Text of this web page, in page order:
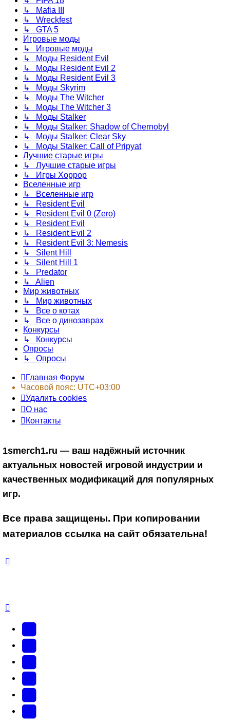
↳ Mafia III
↳ Wreckfest
↳ GTA 5
Игровые моды
↳ Игровые моды
↳ Моды Resident Evil
↳ Моды Resident Evil 2
↳ Моды Resident Evil 3
↳ Моды Skyrim
↳ Моды The Witcher
↳ Моды The Witcher 3
↳ Моды Stalker
↳ Моды Stalker: Shadow of Chernobyl
↳ Моды Stalker: Clear Sky
↳ Моды Stalker: Call of Pripyat
Лучшие старые игры
↳ Лучшие старые игры
↳ Игры Хоррор
Вселенные игр
↳ Вселенные игр
↳ Resident Evil
↳ Resident Evil 0 (Zero)
↳ Resident Evil
↳ Resident Evil 2
↳ Resident Evil 3: Nemesis
↳ Silent Hill
↳ Silent Hill 1
↳ Predator
↳ Alien
Мир животных
↳ Мир животных
↳ Все о котах
↳ Все о динозаврах
Конкурсы
↳ Конкурсы
Опросы
↳ Опросы
Главная Форум
Часовой пояс: UTC+03:00
Удалить cookies
О нас
Контакты
1smerch1.ru — ваш надёжный источник
актуальных новостей игровой индустрии и
качественных модификаций для популярных
игр.
Все права защищены. При копировании
материалов ссылка на сайт обязательна!